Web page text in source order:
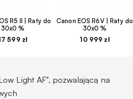
R5 II | Raty do
30x0 %
599 zł
Canon EOS R6V | Raty do
30x0 %
10 999 zł
Light AF", pozwalającą na